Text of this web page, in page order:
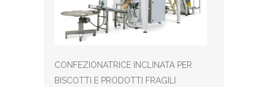
CONFEZIONATRICE INCLINATA PER
BISCOTTI E PRODOTTI FRAGILI